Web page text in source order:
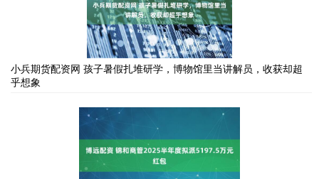
小兵期货配资网 孩子暑假扎堆研学，博物馆里当讲解员，收获却超
乎想象